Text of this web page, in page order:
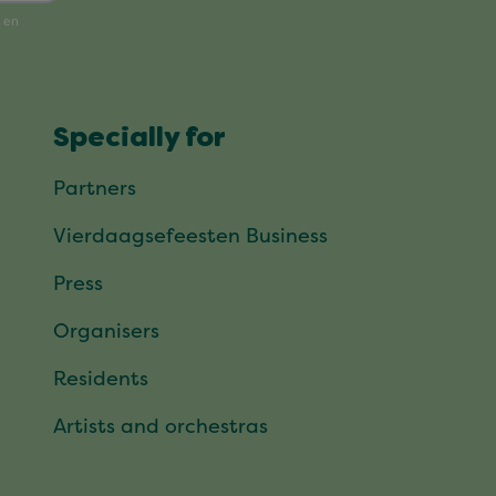
Specially for
Partners
Vierdaagsefeesten Business
Press
Organisers
Residents
Artists and orchestras